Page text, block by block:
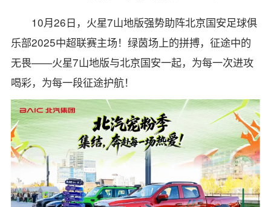
10月26日，火星7山地版强势助阵北京国安足球俱
乐部2025中超联赛主场！绿茵场上的拼搏，征途中的
无畏——火星7山地版与北京国安一起，为每一次进攻
喝彩，为每一段征途护航！